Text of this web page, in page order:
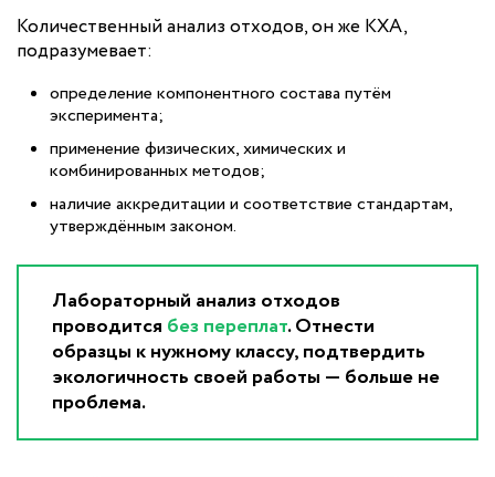
Количественный анализ отходов, он же КХА,
подразумевает:
определение компонентного состава путём
эксперимента;
применение физических, химических и
комбинированных методов;
наличие аккредитации и соответствие стандартам,
утверждённым законом.
Лабораторный анализ отходов
проводится без переплат. Отнести
образцы к нужному классу, подтвердить
экологичность своей работы — больше не
проблема.